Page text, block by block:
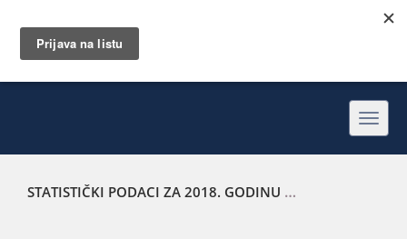
STATISTIČKI PODACI ZA 2018. GODINU